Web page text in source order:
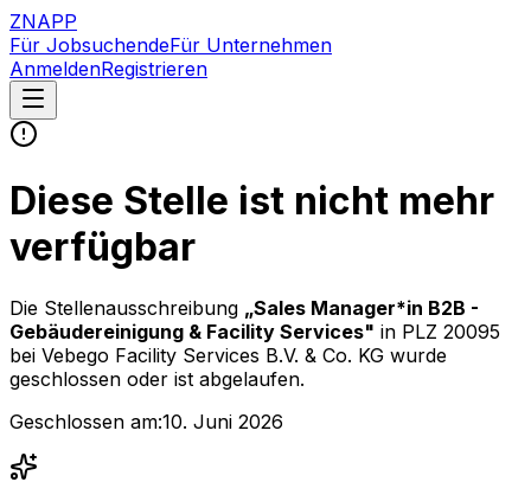
ZNAPP
Für JobsuchendeFür Unternehmen
AnmeldenRegistrieren
Diese Stelle ist nicht mehr
verfügbar
Die Stellenausschreibung „Sales Manager*in B2B -
Gebäudereinigung & Facility Services" in PLZ 20095
bei Vebego Facility Services B.V. & Co. KG wurde
geschlossen oder ist abgelaufen.
Geschlossen am:10. Juni 2026